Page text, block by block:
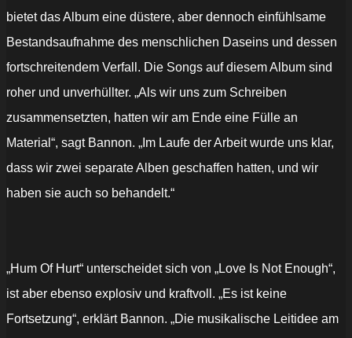
bietet das Album eine düstere, aber dennoch einfühlsame
Bestandsaufnahme des menschlichen Daseins und dessen
fortschreitendem Verfall. Die Songs auf diesem Album sind
roher und unverhüllter. „Als wir uns zum Schreiben
zusammensetzten, hatten wir am Ende eine Fülle an
Material“, sagt Bannon. „Im Laufe der Arbeit wurde uns klar,
dass wir zwei separate Alben geschaffen hatten, und wir
haben sie auch so behandelt.“
„Hum Of Hurt“ unterscheidet sich von „Love Is Not Enough“,
ist aber ebenso explosiv und kraftvoll. „Es ist keine
Fortsetzung“, erklärt Bannon. „Die musikalische Leitidee am